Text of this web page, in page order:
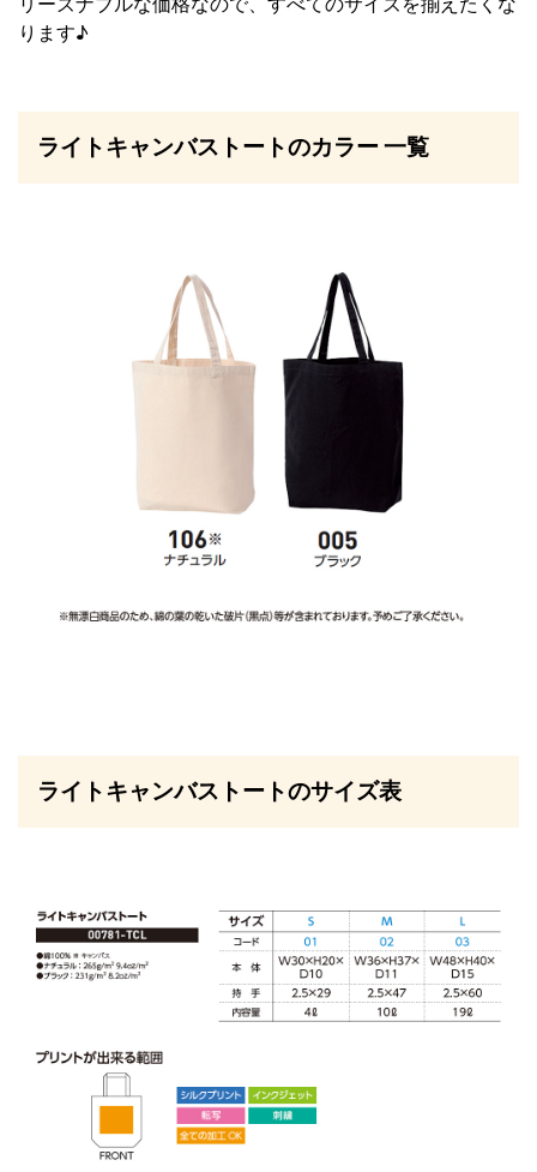
ります♪
ライトキャンバストートのカラー 一覧
ライトキャンバストートのサイズ表